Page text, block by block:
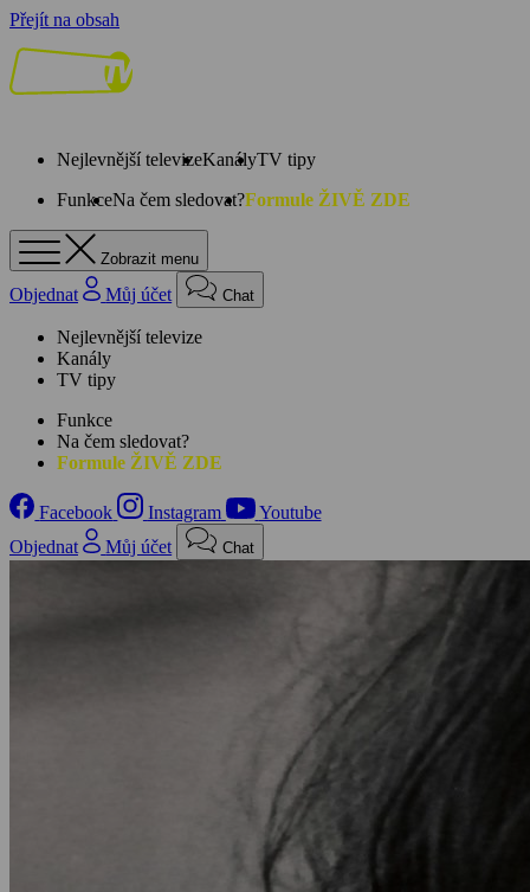
Přejít na obsah
Nejlevnější televizeKanályTV tipy
FunkceNa čem sledovat?Formule ŽIVĚ ZDE
Zobrazit menu
Objednat Můj účet Chat
Nejlevnější televize
Kanály
TV tipy
Funkce
Na čem sledovat?
Formule ŽIVĚ ZDE
Facebook Instagram
Youtube
Objednat
Můj účet Chat